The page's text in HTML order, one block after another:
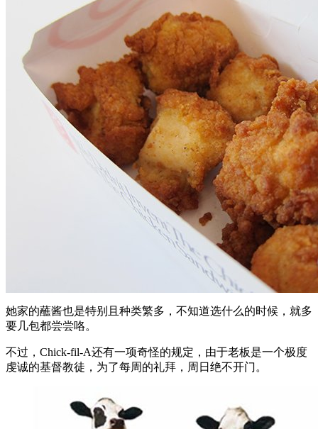
她家的蘸酱也是特别且种类繁多，不知道选什么的时候，就多
要几包都尝尝咯。
不过，Chick-fil-A还有一项奇怪的规定，由于老板是一个极度
虔诚的基督教徒，为了每周的礼拜，周日绝不开门。